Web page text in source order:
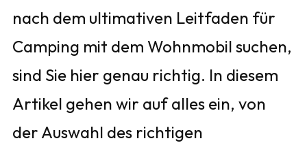
nach dem ultimativen Leitfaden für
Camping mit dem Wohnmobil suchen,
sind Sie hier genau richtig. In diesem
Artikel gehen wir auf alles ein, von
der Auswahl des richtigen